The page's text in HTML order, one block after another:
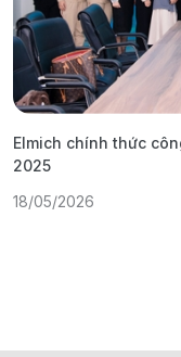
Elmich chính thức
2025
18/05/2026